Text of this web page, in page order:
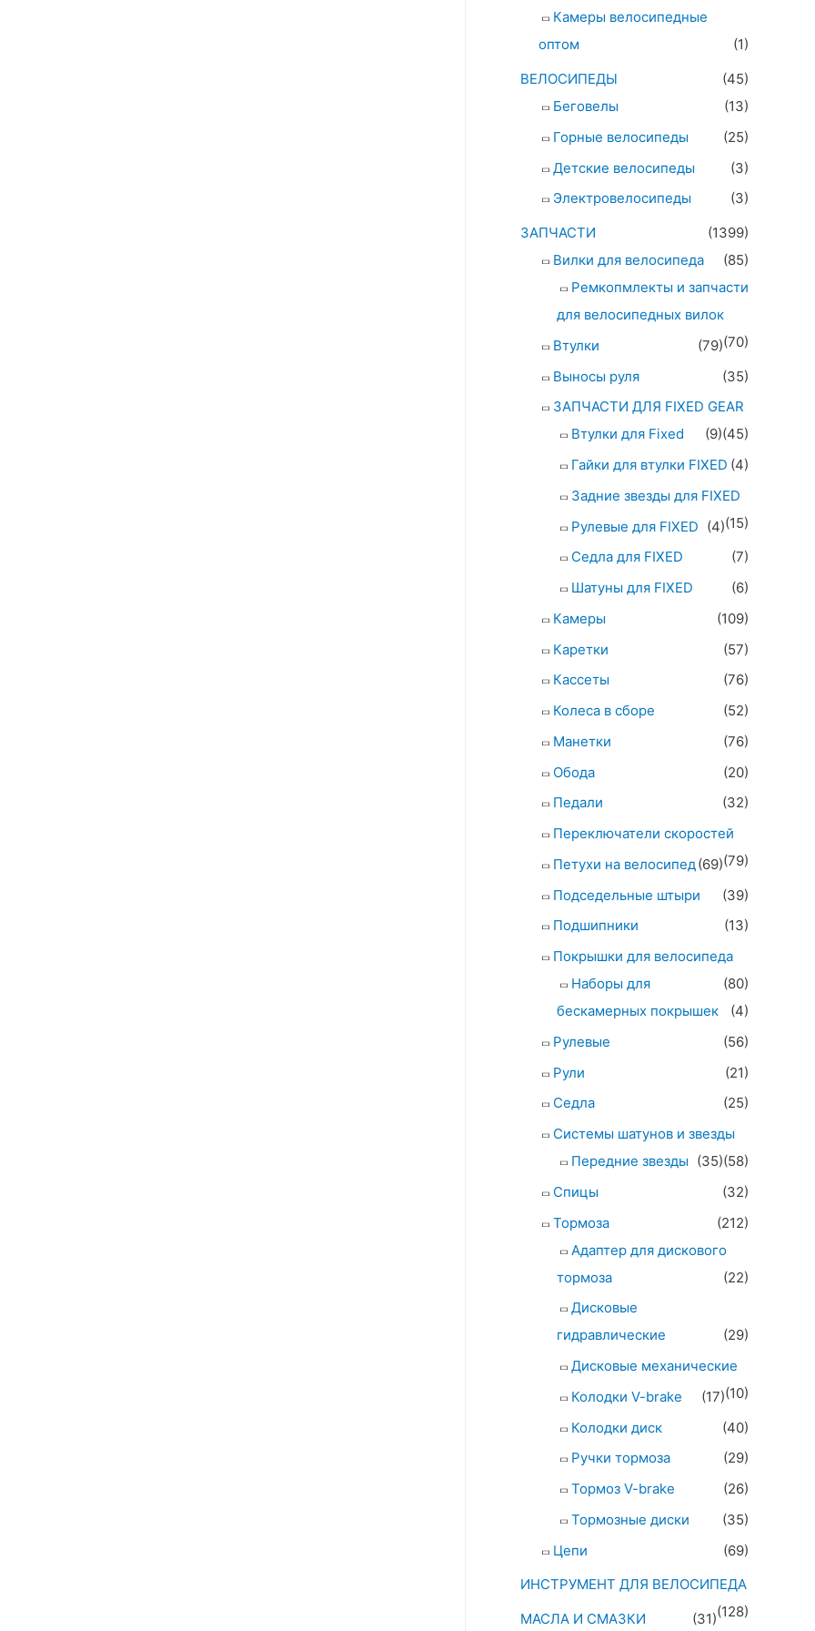
Камеры велосипедные
оптом
(1)
ВЕЛОСИПЕДЫ
(45)
Беговелы
(13)
Горные велосипеды
(25)
Детские велосипеды
(3)
Электровелосипеды
(3)
ЗАПЧАСТИ
(1399)
Вилки для велосипеда
(85)
Ремкопмлекты и запчасти
для велосипедных вилок
(70)
Втулки
(79)
Выносы руля
(35)
ЗАПЧАСТИ ДЛЯ FIXED GEAR
(45)
Втулки для Fixed
(9)
Гайки для втулки FIXED (4)
Задние звезды для FIXED
(15)
Рулевые для FIXED (4)
Седла для FIXED
(7)
Шатуны для FIXED
(6)
Камеры
(109)
Каретки
(57)
Кассеты
(76)
Колеса в сборе
(52)
Манетки
(76)
Обода
(20)
Педали
(32)
Переключатели скоростей
(79)
Петухи на велосипед(69)
Подседельные штыри
(39)
Подшипники
(13)
Покрышки для велосипеда
(80)
Наборы для
бескамерных покрышек
(4)
Рулевые
(56)
Рули
(21)
Седла
(25)
Системы шатунов и звезды
(58)
Передние звезды (35)
Спицы
(32)
Тормоза
(212)
Адаптер для дискового
тормоза
(22)
Дисковые
гидравлические
(29)
Дисковые механические
(10)
Колодки V-brake
(17)
Колодки диск
(40)
Ручки тормоза
(29)
Тормоз V-brake
(26)
Тормозные диски
(35)
Цепи
(69)
ИНСТРУМЕНТ ДЛЯ ВЕЛОСИПЕДА
(128)
МАСЛА И СМАЗКИ (31)